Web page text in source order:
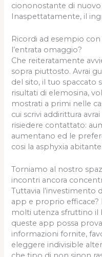
ciononostante di
Inaspettatamente, il
Ricordi ad esempio
l’entrata omaggio?
Che reiteratamente
sopra piuttosto. Avrai
del sito, il tuo spaccato
risultati di elemosina,
mostrati a primi nelle
cui scrivi addirittura
risiedere contattato:
aumentano ed le
cosi la asphyxia
Torniamo al nostro
incontri ancora
Tuttavia l’investimento
app e proprio efficace?
molti utenza sfruttino il
queste app possa
informazioni fornite,
eleggere indivisible